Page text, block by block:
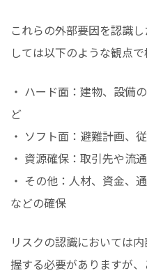
これらの外部要因を認識
しては以下のような観点で
・ ハード面：建物、設備
ど
・ ソフト面：避難計画、
・ 資源確保：取引先や流
・ その他：人材、資金、
などの確保
リスクの認識においては
握する必要がありますが